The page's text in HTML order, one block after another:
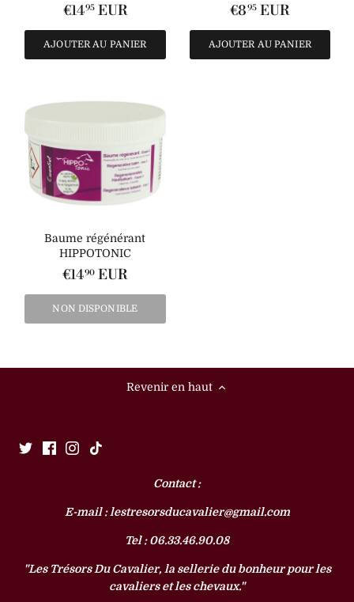
€1495EUR
AJOUTER AU PANIER
€895 EUR
AJOUTER AU PANIER
Baume régénérant
HIPPOTONIC
€1490 EUR
NON DISPONIBLE
Revenir en haut
Contact :
E-mail : lestresorsducavalier@gmail.com
Tel : 06.33.46.90.08
"Les Trésors Du Cavalier, la sellerie du bonheur pour les
cavaliers et les chevaux."